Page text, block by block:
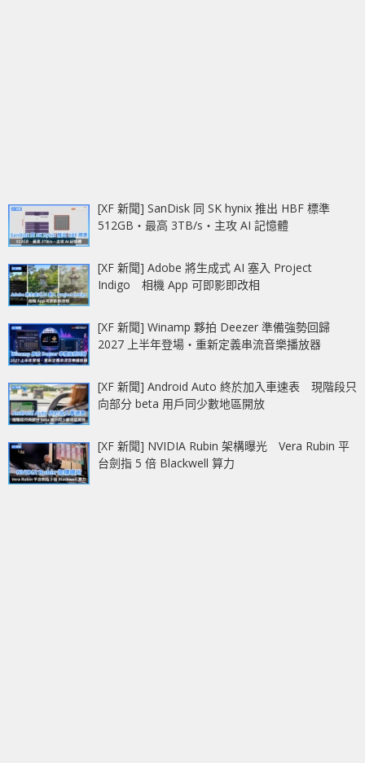
[XF 新聞] SanDisk 同 SK hynix 推出 HBF 標準
512GB‧最高 3TB/s‧主攻 AI 記憶體
[XF 新聞] Adobe 將生成式 AI 塞入 Project
Indigo 相機 App 可即影即改相
[XF 新聞] Winamp 夥拍 Deezer 準備強勢回歸
2027 上半年登場‧重新定義串流音樂播放器
[XF 新聞] Android Auto 終於加入車速表 現階段只
向部分 beta 用戶同少數地區開放
[XF 新聞] NVIDIA Rubin 架構曝光 Vera Rubin 平
台劍指 5 倍 Blackwell 算力